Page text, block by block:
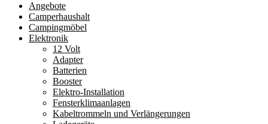
Angebote
Camperhaushalt
Campingmöbel
Elektronik
12 Volt
Adapter
Batterien
Booster
Elektro-Installation
Fensterklimaanlagen
Kabeltrommeln und Verlängerungen